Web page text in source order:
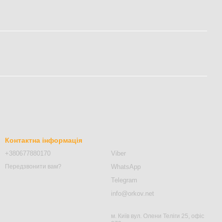
Контактна інформація
+380677880170
Передзвонити вам?
Viber
WhatsApp
Telegram
info@orkov.net
м. Київ вул. Олени Теліги 25, офіс